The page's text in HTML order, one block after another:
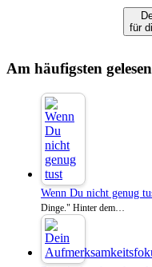
für
Am häufigsten gelesen
Wenn Du nicht genug
Dinge." Hinter dem…